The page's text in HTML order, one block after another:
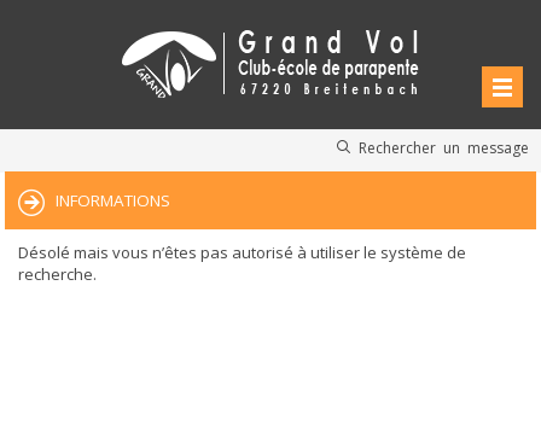
Rechercher un message
INFORMATIONS
Désolé mais vous n’êtes pas autorisé à utiliser le système de
recherche.